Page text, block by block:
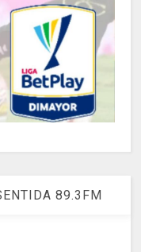
89.3FM